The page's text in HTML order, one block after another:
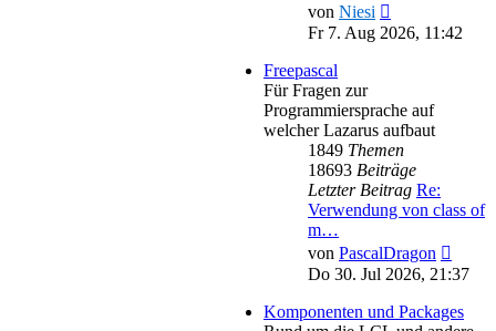
von Niesi
Beitrag
Fr 7. Aug 2026, 11:42
Freepascal
Für Fragen zur
Programmiersprache auf
welcher Lazarus aufbaut
1849 Themen
18693 Beiträge
Letzter Beitrag Re:
Verwendung von class of
m…
von PascalDragon
Do 30. Jul 2026, 21:37
Komponenten und Packages